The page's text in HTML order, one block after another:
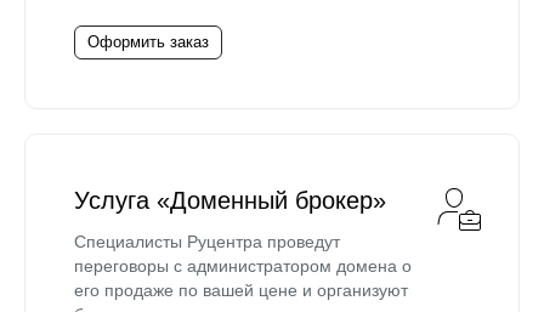
Оформить заказ
Услуга «Доменный брокер»
Специалисты Руцентра проведут
переговоры с администратором домена о
его продаже по вашей цене и организуют